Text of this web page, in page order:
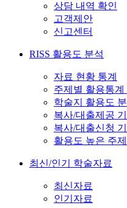
상담 내역 확인
고객제안
신고센터
RISS 활용도 분석
자료 현황 통계
주제별 활용통계
학술지 활용도
복사/대출제공
복사/대출신청
활용도 높은 주제
최신/인기 학술자료
최신자료
인기자료